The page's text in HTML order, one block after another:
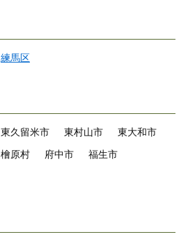
練馬区
東久留米市 東村山市
東大和市
檜原村 府中市
福生市